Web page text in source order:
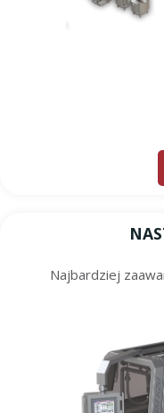
Najbardziej